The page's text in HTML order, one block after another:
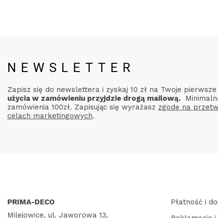
NEWSLETTER
Zapisz się do newslettera i zyskaj 10 zł na Twoje
użycia w zamówieniu przyjdzie drogą mailową.
zamówienia 100zł. Zapisując się wyrażasz zgodę na
celach marketingowych.
PRIMA-DECO
Milejowice, ul. Jaworowa 13,
Płatność i